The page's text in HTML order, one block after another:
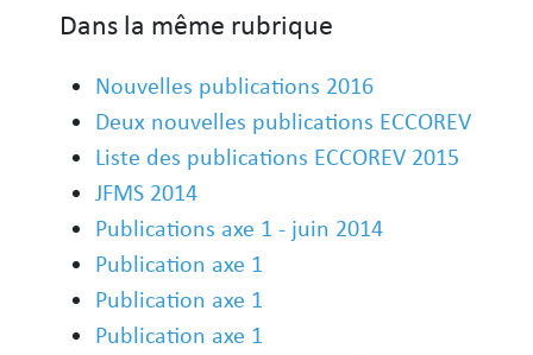
Dans la même rubrique
Nouvelles publications 2016
Deux nouvelles publications ECCOREV
Liste des publications ECCOREV 2015
JFMS 2014
Publications axe 1 - juin 2014
Publication axe 1
Publication axe 1
Publication axe 1